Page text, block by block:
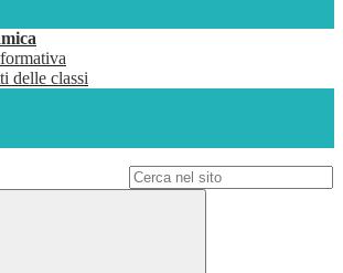
delle classi